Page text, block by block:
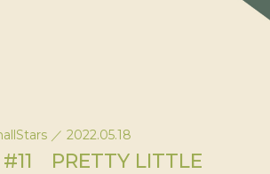
／ 2022.05.18
PRETTY LITTLE